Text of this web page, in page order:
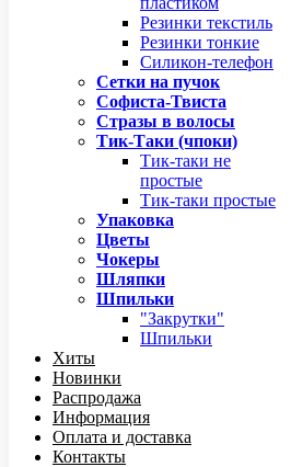
Резинки текстиль
Резинки тонкие
Силикон-телефон
Сетки на пучок
Софиста-Твиста
Стразы в волосы
Тик-Таки (чпоки)
Тик-таки не
простые
Тик-таки простые
Упаковка
Цветы
Чокеры
Шляпки
Шпильки
"Закрутки"
Шпильки
Хиты
Новинки
Распродажа
Информация
Оплата и доставка
Контакты